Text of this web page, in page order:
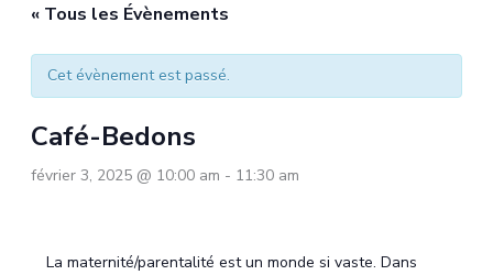
« Tous les Évènements
Cet évènement est passé.
Café-Bedons
février 3, 2025 @ 10:00 am - 11:30 am
La maternité/parentalité est un monde si vaste. Dans